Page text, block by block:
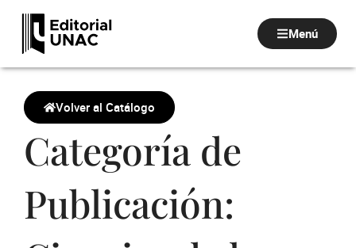
contenido
Menú
Volver al Catálogo
Categoría de
Publicación: